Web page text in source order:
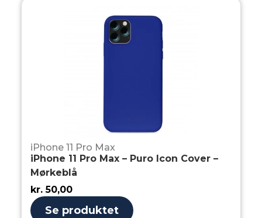
iPhone 11 Pro Max
iPhone 11 Pro Max – Puro Icon Cover –
Mørkeblå
kr. 50,00
Se produktet